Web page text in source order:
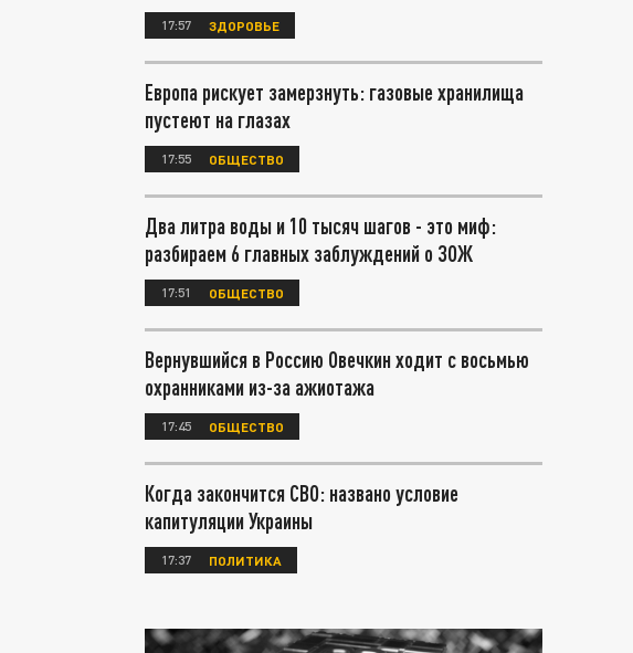
17:57 ЗДОРОВЬЕ
Европа рискует замерзнуть: газовые хранилища
пустеют на глазах
17:55 ОБЩЕСТВО
Два литра воды и 10 тысяч шагов - это миф:
разбираем 6 главных заблуждений о ЗОЖ
17:51 ОБЩЕСТВО
Вернувшийся в Россию Овечкин ходит с восьмью
охранниками из-за ажиотажа
17:45 ОБЩЕСТВО
Когда закончится СВО: названо условие
капитуляции Украины
17:37 ПОЛИТИКА